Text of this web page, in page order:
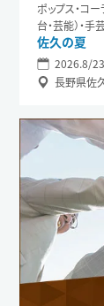
ポップス・コー
台・芸能）・手
佐久の夏
2026.8/23
長野県佐